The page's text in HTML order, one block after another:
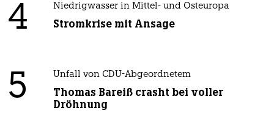
4 Niedrigwasser in Mittel- und Osteuropa
Stromkrise mit Ansage
5 Unfall von CDU-Abgeordnetem
Thomas Bareiß crasht bei voller
Dröhnung